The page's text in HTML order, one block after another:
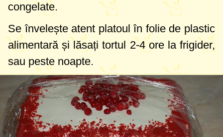
congelate.
Se învelește atent platoul în folie de plastic
alimentară și lăsați tortul 2-4 ore la frigider,
sau peste noapte.